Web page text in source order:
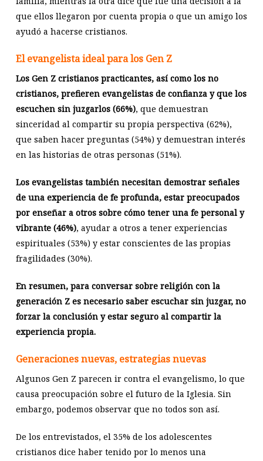
que ellos llegaron por cuenta propia o que un amigo los
ayudó a hacerse cristianos.
El evangelista ideal para los Gen Z
Los Gen Z cristianos practicantes, así como los no
cristianos, prefieren evangelistas de confianza y que los
escuchen sin juzgarlos (66%), que demuestran
sinceridad al compartir su propia perspectiva (62%),
que saben hacer preguntas (54%) y demuestran interés
en las historias de otras personas (51%).
Los evangelistas también necesitan demostrar señales
de una experiencia de fe profunda, estar preocupados
por enseñar a otros sobre cómo tener una fe personal y
vibrante (46%), ayudar a otros a tener experiencias
espirituales (53%) y estar conscientes de las propias
fragilidades (30%).
En resumen, para conversar sobre religión con la
generación Z es necesario saber escuchar sin juzgar, no
forzar la conclusión y estar seguro al compartir la
experiencia propia.
Generaciones nuevas, estrategias nuevas
Algunos Gen Z parecen ir contra el evangelismo, lo que
causa preocupación sobre el futuro de la Iglesia. Sin
embargo, podemos observar que no todos son así.
De los entrevistados, el 35% de los adolescentes
cristianos dice haber tenido por lo menos una